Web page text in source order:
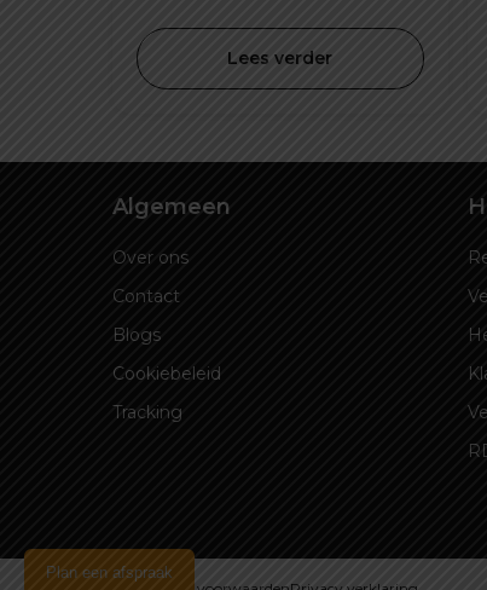
was:
€ 59,99.
is:
€ 24,95.
Lees verder
Plan een afspraak
Algemeen
Over ons
Contact
Blogs
Cookiebeleid
Tracking